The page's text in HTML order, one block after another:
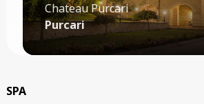
Chateau Purcari
Purcari
SPA